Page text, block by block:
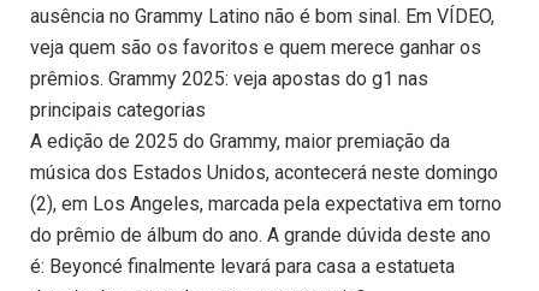
ausência no Grammy Latino não é bom sinal. Em VÍDEO,
veja quem são os favoritos e quem merece ganhar os
prêmios. Grammy 2025: veja apostas do g1 nas
principais categorias
A edição de 2025 do Grammy, maior premiação da
música dos Estados Unidos, acontecerá neste domingo
(2), em Los Angeles, marcada pela expectativa em torno
do prêmio de álbum do ano. A grande dúvida deste ano
é: Beyoncé finalmente levará para casa a estatueta